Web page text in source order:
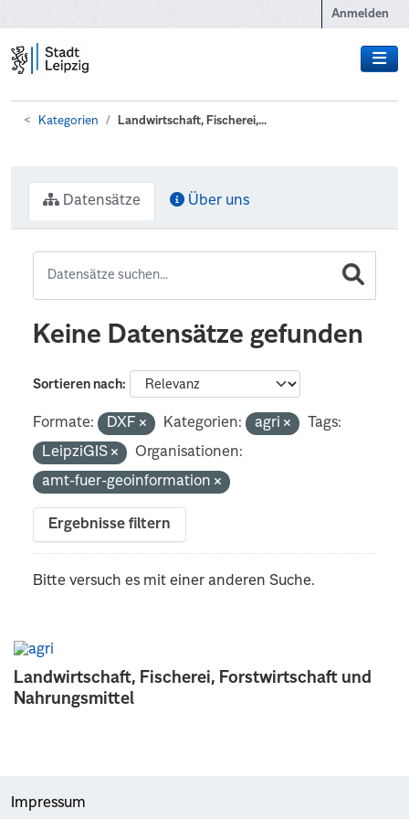
Anmelden
Kategorien Landwirtschaft, Fischerei,...
Landwirtschaft, Fischerei, Forstwirtschaft und
Nahrungsmittel
Datensätze Über uns
Keine Datensätze gefunden
Sortieren nach
Formate: DXF Kategorien: agri
Tags:
LeipziGIS
Organisationen:
amt-fuer-geoinformation
Ergebnisse filtern
Bitte versuch es mit einer anderen Suche.
Impressum